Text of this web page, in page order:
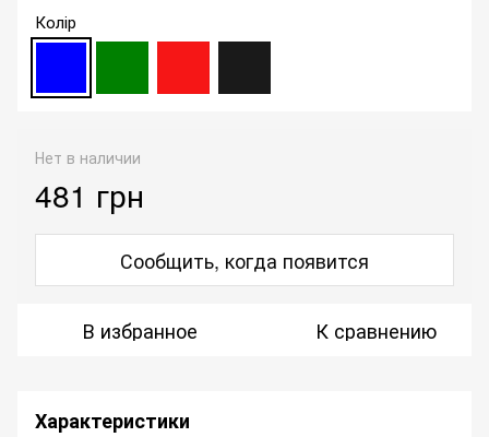
Колір
Нет в наличии
481 грн
Сообщить, когда появится
В избранное К сравнению
Характеристики